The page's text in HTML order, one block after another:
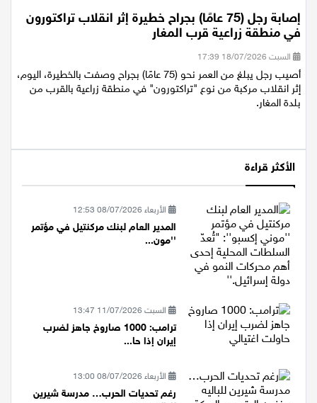
إصابة رجل (75 عامًا) بجراح خطيرة إثر انقلاب تراكتورون
في منطقة زراعية قرب المغار
السبت 18/07/2026 17:39
أصيب رجل يبلغ من العمر نحو (75 عامًا) بجراح وصفت بالخطيرة، اليوم،
إثر انقلاب مركبة من نوع "تراكتورون" في منطقة زراعية بالقرب من
بلدة المغار.
الأكثر قراءة
الأربعاء 08/07/2026 12:53
المدير العام لبنك مركنتيل في مؤتمر
''مون...
السبت 11/07/2026 13:47
ترامب: 1000 صاروخ جاهز لضرب
إيران إذا حا...
الأربعاء 08/07/2026 13:00
رغم تحديات الحرب… مدرسة شيرين